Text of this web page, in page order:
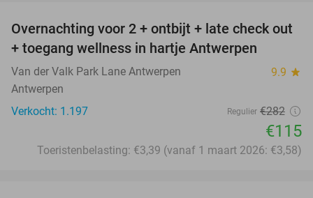
59%
Overnachting voor 2 + ontbijt + late check out
+ toegang wellness in hartje Antwerpen
Van der Valk Park Lane Antwerpen 9.9 star
Antwerpen
Verkocht: 1.197
Regulier €282
€115
Toeristenbelasting: €3,39 (vanaf 1 maart 2026: €3,58)